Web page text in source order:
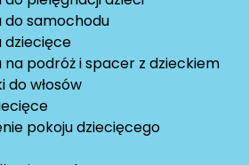
do samochodu
dziecięce
na podróż i spacer z dzieckiem
do włosów
pokoju dziecięcego